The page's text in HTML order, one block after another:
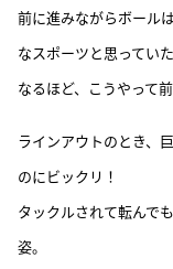
前に進みながらボール
なスポーツと思ってい
なるほど、こうやって
ラインアウトのとき、
のにビックリ！
タックルされて転んで
姿。